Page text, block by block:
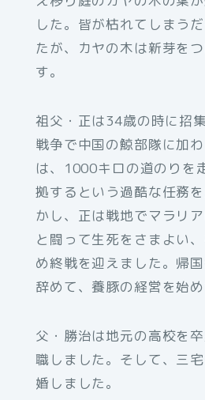
した。皆が枯れてしまう
たが、カヤの木は新芽を
す。
祖父・正は34歳の時に招
戦争で中国の鯨部隊に加
は、1000キロの道のりを
拠するという過酷な任務
かし、正は戦地でマラリ
と闘って生死をさまよい
め終戦を迎えました。帰
辞めて、養豚の経営を始め
父・勝治は地元の高校を
職しました。そして、三
婚しました。